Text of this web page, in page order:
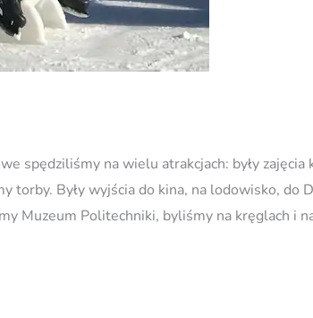
spędziliśmy na wielu atrakcjach: były
Były wyjścia do kina, na lodowisko, do
Muzeum Politechniki, byliśmy na kręglach i